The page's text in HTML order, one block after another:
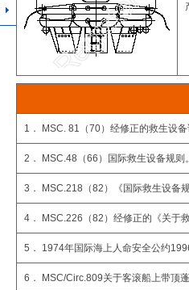
1． MSC. 81（70）经修正的救生设
2． MSC.48（66）国际救生设备规则
3． MSC.218（82）《国际救生设备
4． MSC.226（82）经修正的《关于
5． 1974年国际海上人命安全公约
6． MSC/Circ.809关于客滚船上带顶